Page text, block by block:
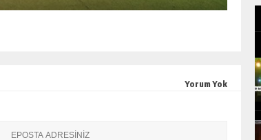
Yorum Yok